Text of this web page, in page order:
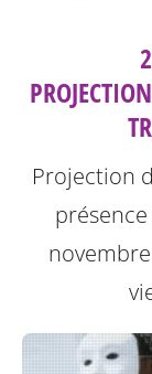
Projection